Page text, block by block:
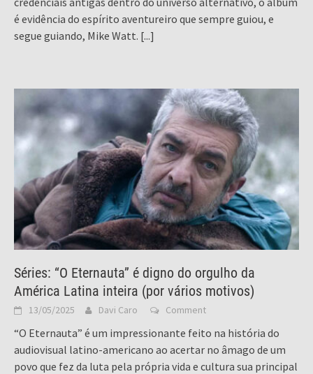
é evidência do espírito aventureiro que sempre guiou, e
segue guiando, Mike Watt. [...]
Séries: “O Eternauta” é digno do orgulho da
América Latina inteira (por vários motivos)
13/05/2025 Davi Caro Comment
“O Eternauta” é um impressionante feito na história do
audiovisual latino-americano ao acertar no âmago de um
povo que fez da luta pela própria vida e cultura sua principal